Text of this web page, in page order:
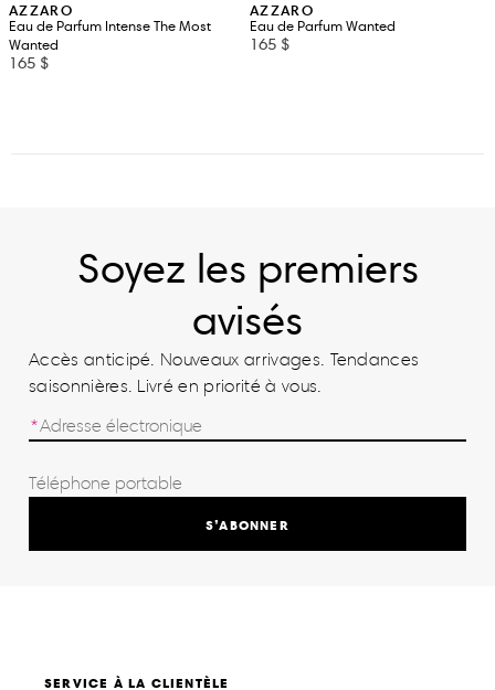
AZZARO
Eau de Parfum Intense The Most
Wanted
165 $
AZZARO
Eau de Parfum Wanted
165 $
Soyez les premiers
avisés
Accès anticipé. Nouveaux arrivages. Tendances
saisonnières. Livré en priorité à vous.
S’ABONNER
SERVICE À LA CLIENTÈLE